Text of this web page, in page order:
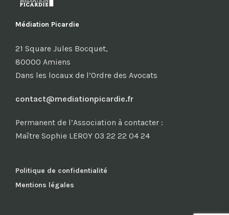
Médiation Picardie
21 Square Jules Bocquet,
80000 Amiens
Dans les locaux de l’Ordre des Avocats
contact@mediationpicardie.fr
Permanent de l’Association à contacter :
Maître Sophie LEROY 03 22 22 04 24
Politique de confidentialité
Mentions légales